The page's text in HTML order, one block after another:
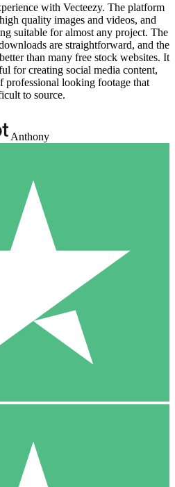
with Vecteezy. The platform
quality images and videos, and
suitable for almost any project. The
are straightforward, and the
than many free stock websites. It
for creating social media content,
professional looking footage that
to source.
Anthony